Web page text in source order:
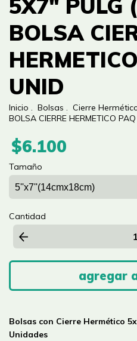
5X7" PULG
BOLSA
UNID
Inicio . Bolsas . Cierre
BOLSA CIERRE HERMETICO
$6.100
Tamaño
Cantidad
Bolsas con Cierre Hermético
Unidades